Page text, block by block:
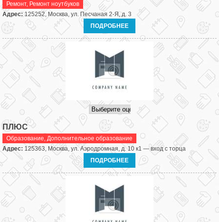
Ремонт, Ремонт ноутбуков
Адрес: 125252, Москва, ул. Песчаная 2-Я, д. 3
ПОДРОБНЕЕ
ПЛЮС
Образование, Дополнительное образование
Адрес: 125363, Москва, ул. Аэродромная, д. 10 к1 — вход с торца
ПОДРОБНЕЕ